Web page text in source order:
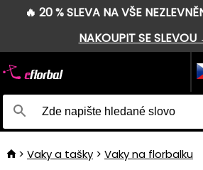
🔥 20 % SLEVA NA VŠE
NAKOUPIT SE SLEVOU
Vaky a tašky Vaky na florbalku